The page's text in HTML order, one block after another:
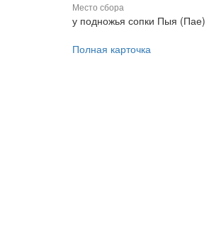
Место сбора
у подножья сопки Пыя (Пае)
Полная карточка